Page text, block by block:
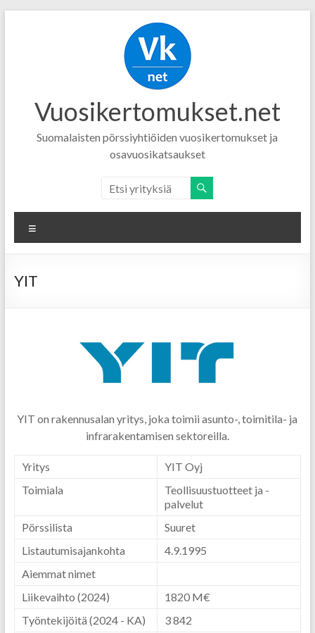
Vuosikertomukset.net
Suomalaisten pörssiyhtiöiden vuosikertomukset ja
osavuosikatsaukset
YIT
YIT on rakennusalan yritys, joka toimii asunto-, toimitila- ja
infrarakentamisen sektoreilla.
Yritys
YIT Oyj
Toimiala
Teollisuustuotteet ja -
palvelut
Pörssilista
Suuret
Listautumisajankohta
4.9.1995
Aiemmat nimet
Liikevaihto (2024)
1820 M€
Työntekijöitä (2024 - KA)
3 842